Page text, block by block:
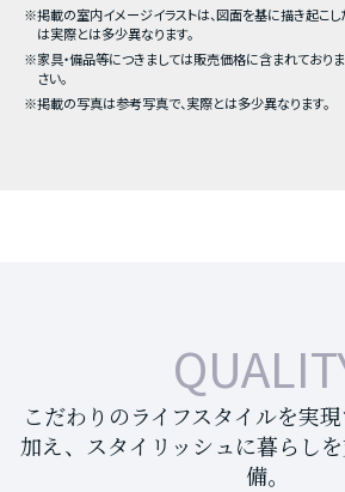
※掲載の室内イメージイラストは、図面を基に描き起こし
は実際とは多少異なります。
※家具・備品等につきましては販売価格に含まれており
さい。
※掲載の写真は参考写真で、実際とは多少異なります。
こだわりのライフスタイルを実
加え、スタイリッシュに暮らし
備。